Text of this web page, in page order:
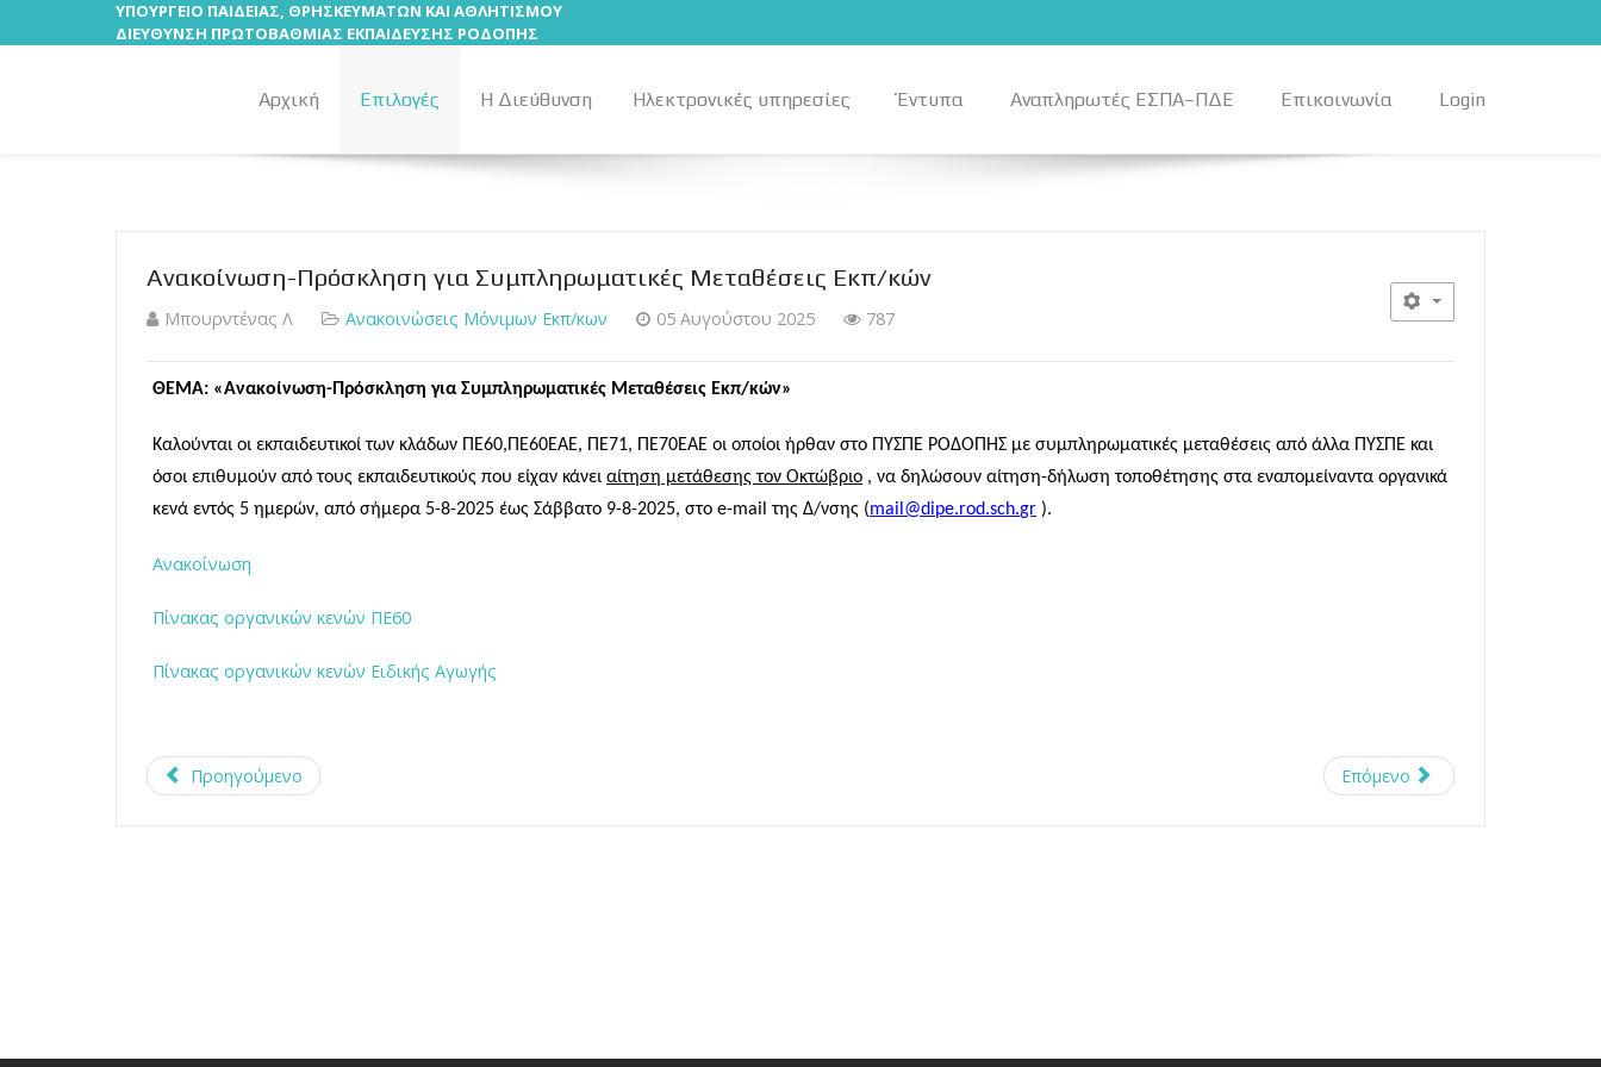
ΥΠΟΥΡΓΕΙΟ ΠΑΙΔΕΙΑΣ, ΘΡΗΣΚΕΥΜΑΤΩΝ ΚΑΙ ΑΘΛΗΤΙΣΜΟΥ
ΔΙΕΥΘΥΝΣΗ ΠΡΩΤΟΒΑΘΜΙΑΣ ΕΚΠΑΙΔΕΥΣΗΣ ΡΟΔΟΠΗΣ
Αρχική Επιλογές Η Διεύθυνση Ηλεκτρονικές υπηρεσίες Έντυπα Αναπληρωτές ΕΣΠΑ–ΠΔΕ Επικοινωνία Login
Ανακοίνωση-Πρόσκληση για Συμπληρωματικές Μεταθέσεις Εκπ/κών
Μπουρντένας Λ Ανακοινώσεις Μόνιμων Εκπ/κων 05 Αυγούστου 2025 787
ΘΕΜΑ: «Ανακοίνωση-Πρόσκληση για Συμπληρωματικές Μεταθέσεις Εκπ/κών»
Καλούνται οι εκπαιδευτικοί των κλάδων ΠΕ60,ΠΕ60ΕΑΕ, ΠΕ71, ΠΕ70ΕΑΕ οι οποίοι ήρθαν στο ΠΥΣΠΕ ΡΟΔΟΠΗΣ με συμπληρωματικές μεταθέσεις από άλλα ΠΥΣΠΕ και
όσοι επιθυμούν από τους εκπαιδευτικούς που είχαν κάνει αίτηση μετάθεσης τον Οκτώβριο , να δηλώσουν αίτηση-δήλωση τοποθέτησης στα εναπομείναντα οργανικά
κενά εντός 5 ημερών, από σήμερα 5-8-2025 έως Σάββατο 9-8-2025, στο e-mail της Δ/νσης (mail @dipe.rod.sch.gr ).
Ανακοίνωση
Πίνακας οργανικών κενών ΠΕ60
Πίνακας οργανικών κενών Ειδικής Αγωγής
Προηγούμενο Επόμενο